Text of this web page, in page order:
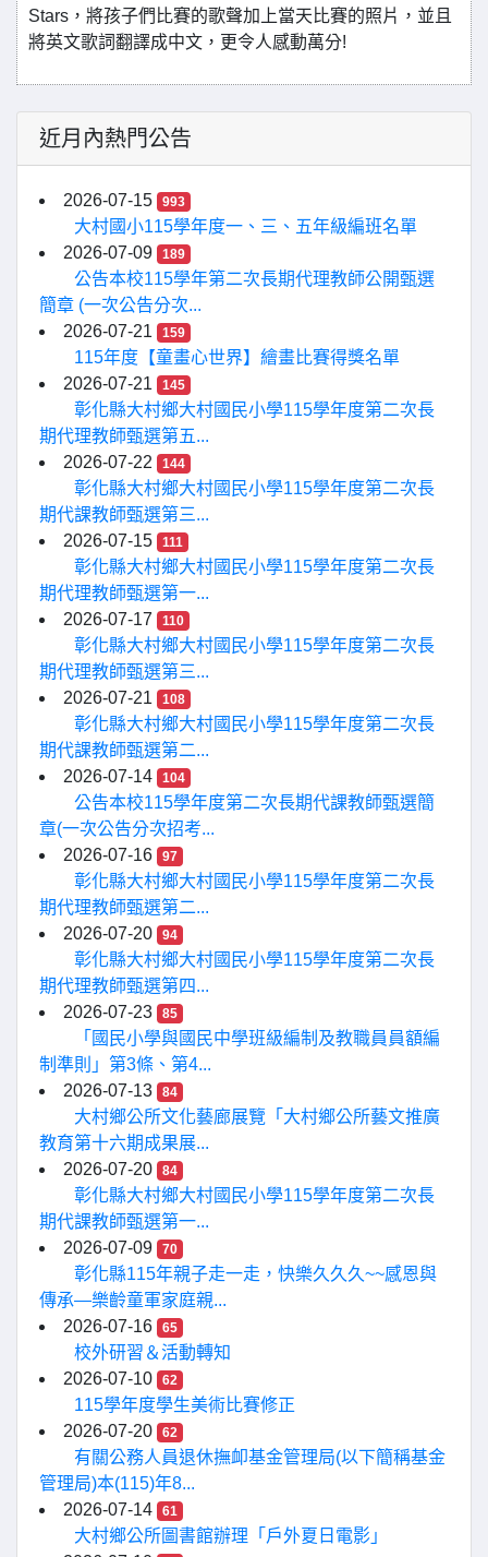
Stars，將孩子們比賽的歌聲加上當天比賽的照片，並且
將英文歌詞翻譯成中文，更令人感動萬分!
近月內熱門公告
2026-07-15 993
大村國小115學年度一、三、五年級編班名單
2026-07-09
189
公告本校115學年第二次長期代理教師公開甄選
簡章 (一次公告分次...
2026-07-21
159
115年度【童畫心世界】繪畫比賽得獎名單
2026-07-21
145
彰化縣大村鄉大村國民小學115學年度第二次長
期代理教師甄選第五...
2026-07-22
144
彰化縣大村鄉大村國民小學115學年度第二次長
期代課教師甄選第三...
2026-07-15
111
彰化縣大村鄉大村國民小學115學年度第二次長
期代理教師甄選第一...
2026-07-17
110
彰化縣大村鄉大村國民小學115學年度第二次長
期代理教師甄選第三...
2026-07-21
108
彰化縣大村鄉大村國民小學115學年度第二次長
期代課教師甄選第二...
2026-07-14
104
公告本校115學年度第二次長期代課教師甄選簡
章(一次公告分次招考...
2026-07-16
97
彰化縣大村鄉大村國民小學115學年度第二次長
期代理教師甄選第二...
2026-07-20
94
彰化縣大村鄉大村國民小學115學年度第二次長
期代理教師甄選第四...
2026-07-23
85
「國民小學與國民中學班級編制及教職員員額編
制準則」第3條、第4...
2026-07-13
84
大村鄉公所文化藝廊展覽「大村鄉公所藝文推廣
教育第十六期成果展...
2026-07-20
84
彰化縣大村鄉大村國民小學115學年度第二次長
期代課教師甄選第一...
2026-07-09
70
彰化縣115年親子走一走，快樂久久久~~感恩與
傳承—樂齡童軍家庭親...
2026-07-16
65
校外研習＆活動轉知
2026-07-10
62
115學年度學生美術比賽修正
2026-07-20
62
有關公務人員退休撫卹基金管理局(以下簡稱基金
管理局)本(115)年8...
2026-07-14
61
大村鄉公所圖書館辦理「戶外夏日電影」